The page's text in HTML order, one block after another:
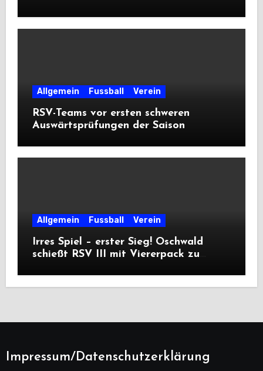
Allgemein Fussball Verein
RSV-Teams vor ersten schweren
Auswärtsprüfungen der Saison
Allgemein Fussball Verein
Irres Spiel – erster Sieg! Oschwald
schießt RSV III mit Viererpack zu
Impressum/Datenschutzerklärung